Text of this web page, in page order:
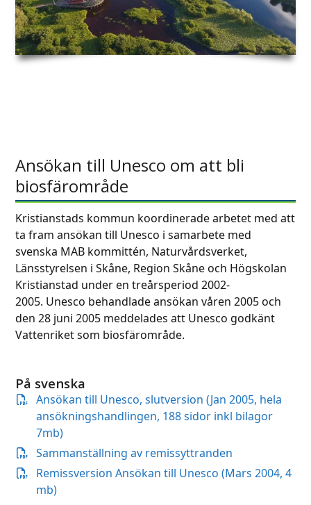
Ansökan till Unesco om att bli
biosfärområde
Kristianstads kommun koordinerade arbetet med att
ta fram ansökan till Unesco i samarbete med
svenska MAB kommittén, Naturvårdsverket,
Länsstyrelsen i Skåne, Region Skåne och Högskolan
Kristianstad under en treårsperiod 2002-
2005. Unesco behandlade ansökan våren 2005 och
den 28 juni 2005 meddelades att Unesco godkänt
Vattenriket som biosfärområde.
På svenska
Ansökan till Unesco, slutversion (Jan 2005, hela
ansökningshandlingen, 188 sidor inkl bilagor
7mb)
Sammanställning av remissyttranden
Remissversion Ansökan till Unesco (Mars 2004, 4
mb)